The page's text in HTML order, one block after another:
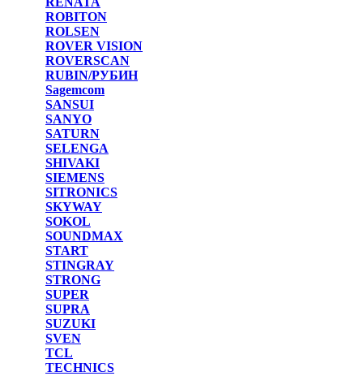
ROBITON
ROLSEN
ROVER VISION
ROVERSCAN
RUBIN/РУБИН
Sagemcom
SANSUI
SANYO
SATURN
SELENGA
SHIVAKI
SIEMENS
SITRONICS
SKYWAY
SOKOL
SOUNDMAX
START
STINGRAY
STRONG
SUPER
SUPRA
SUZUKI
SVEN
TCL
TECHNICS